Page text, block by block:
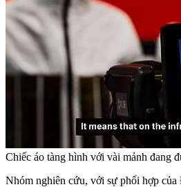
Chiếc áo tàng hình với vài mảnh đang
Nhóm nghiên cứu, với sự phối hợp của